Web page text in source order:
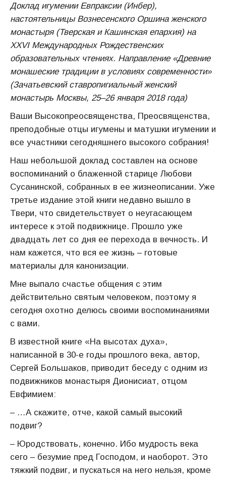
Доклад игумении Евпраксии (Инбер),
настоятельницы Вознесенского Оршина женского
монастыря (Тверская и Кашинская епархия) на
ХХVI Международных Рождественских
образовательных чтениях. Направление «Древние
монашеские традиции в условиях современности»
(Зачатьевский ставропигиальный женский
монастырь Москвы, 25–26 января 2018 года)
Ваши Высокопреосвященства, Преосвященства,
преподобные отцы игумены и матушки игумении и
все участники сегодняшнего высокого собрания!
Наш небольшой доклад составлен на основе
воспоминаний о блаженной старице Любови
Сусанинской, собранных в ее жизнеописании. Уже
третье издание этой книги недавно вышло в
Твери, что свидетельствует о неугасающем
интересе к этой подвижнице. Прошло уже
двадцать лет со дня ее перехода в вечность. И
нам кажется, что вся ее жизнь – готовые
материалы для канонизации.
Мне выпало счастье общения с этим
действительно святым человеком, поэтому я
сегодня охотно делюсь своими воспоминаниями
с вами.
В известной книге «На высотах духа»,
написанной в 30-е годы прошлого века, автор,
Сергей Большаков, приводит беседу с одним из
подвижников монастыря Дионисиат, отцом
Евфимием:
– …А скажите, отче, какой самый высокий
подвиг?
– Юродствовать, конечно. Ибо мудрость века
сего – безумие пред Господом, и наоборот. Это
тяжкий подвиг, и пускаться на него нельзя, кроме